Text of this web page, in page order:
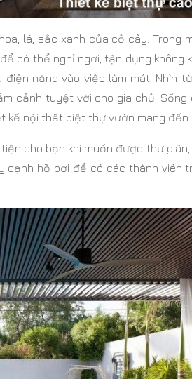
lá, sắc xanh của cỏ cây. Trong
có thể nghỉ ngơi, tận dụng không
năng vào việc làm mát. Nhìn
cảnh tuyệt vời cho gia chủ. Sống
kế nội thất biệt thự vườn mang đến.
cho bạn khi muốn được thư
hồ bơi để có các thành viên